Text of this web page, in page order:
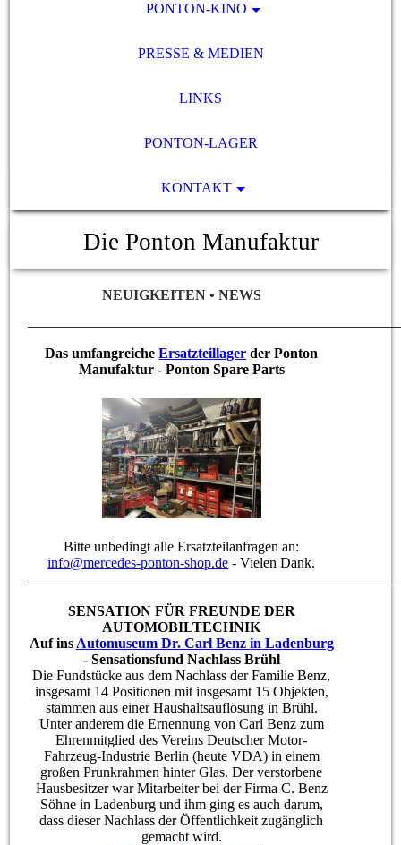
PONTON-KINO
PRESSE & MEDIEN
LINKS
PONTON-LAGER
KONTAKT
Die Ponton Manufaktur
NEUIGKEITEN • NEWS
Das umfangreicheErsatzteillager der Ponton
Manufaktur - Ponton Spare Parts
Bitte unbedingt alle Ersatzteilanfragen an:
info@mercedes-ponton-shop.de - Vielen Dank.
SENSATION FÜR FREUNDE DER
AUTOMOBILTECHNIK
Auf ins Automuseum Dr. Carl Benz in Ladenburg
- Sensationsfund Nachlass Brühl
Die Fundstücke aus dem Nachlass der Familie Benz,
insgesamt 14 Positionen mit insgesamt 15 Objekten,
stammen aus einer Haushaltsauflösung in Brühl.
Unter anderem die Ernennung von Carl Benz zum
Ehrenmitglied des Vereins Deutscher Motor-
Fahrzeug-Industrie Berlin (heute VDA) in einem
großen Prunkrahmen hinter Glas. Der verstorbene
Hausbesitzer war Mitarbeiter bei der Firma C. Benz
Söhne in Ladenburg und ihm ging es auch darum,
dass dieser Nachlass der Öffentlichkeit zugänglich
gemacht wird.